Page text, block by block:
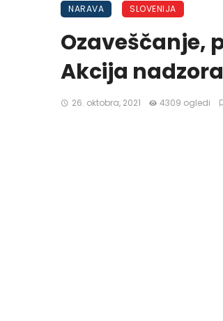
NARAVA SLOVENIJA
Ozaveščanje,
Akcija
26. oktobra, 2021 4309 ogledi